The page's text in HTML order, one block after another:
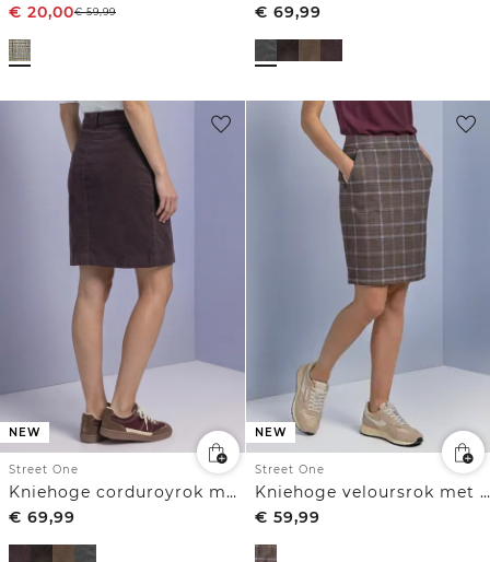
€ 20,00€59,99 € 69,99
NEW
Street One
Kniehoge corduroyrok met zakken
€ 69,99
NEW
Street One
Kniehoge veloursrok met ruitjespatroon
€ 59,99